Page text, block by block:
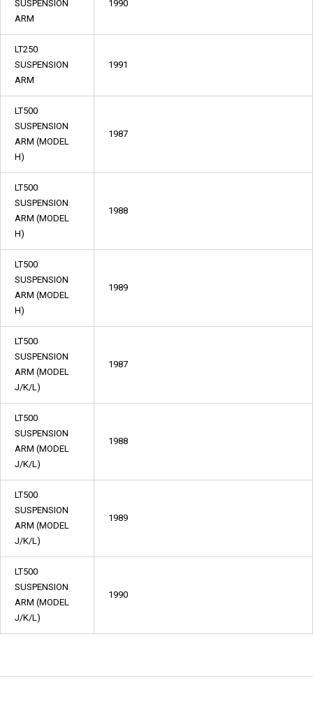
SUSPENSION
ARM
1990
LT250
SUSPENSION
ARM
1991
LT500
SUSPENSION
ARM (MODEL
H)
1987
LT500
SUSPENSION
ARM (MODEL
H)
1988
LT500
SUSPENSION
ARM (MODEL
H)
1989
LT500
SUSPENSION
ARM (MODEL
J/K/L)
1987
LT500
SUSPENSION
ARM (MODEL
J/K/L)
1988
LT500
SUSPENSION
ARM (MODEL
J/K/L)
1989
LT500
SUSPENSION
ARM (MODEL
J/K/L)
1990